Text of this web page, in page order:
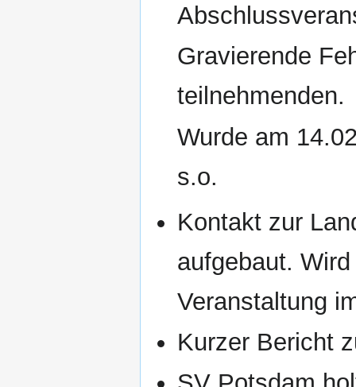
Gravierende
teilnehmenden.
Wurde am
s.o.
Kontakt zur
aufgebaut.
Veranstaltung
Kurzer Bericht